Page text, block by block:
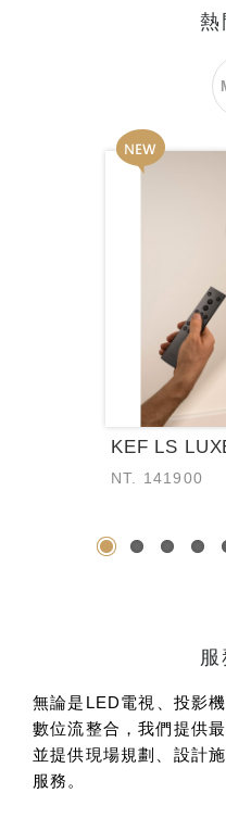
熱
NT. 141900
1 2 3 4
服
無論是LED電視、投影
數位流整合，我們提供最
並提供現場規劃、設計
服務。